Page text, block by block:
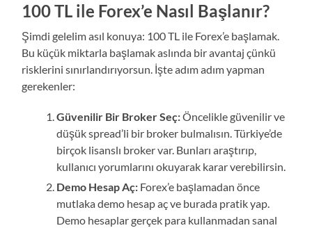
100 TL ile Forex’e Nasıl Başlanır?
Şimdi gelelim asıl konuya: 100 TL ile Forex’e başlamak.
Bu küçük miktarla başlamak aslında bir avantaj çünkü
risklerini sınırlandırıyorsun. İşte adım adım yapman
gerekenler:
Güvenilir Bir Broker Seç:Öncelikle güvenilir ve
düşük spread’li bir broker bulmalısın. Türkiye’de
birçok lisanslı broker var. Bunları araştırıp,
kullanıcı yorumlarını okuyarak karar verebilirsin.
Demo Hesap Aç: Forex’e başlamadan önce
mutlaka demo hesap aç ve burada pratik yap.
Demo hesaplar gerçek para kullanmadan sanal